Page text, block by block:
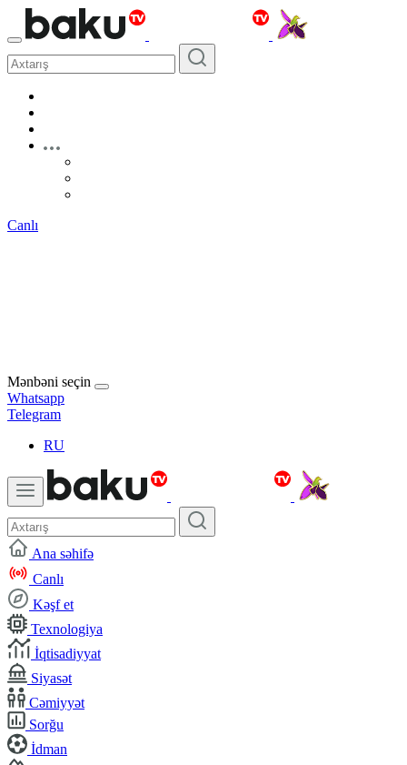
Canlı
Mənbəni seçin
Whatsapp
Telegram
RU
Ana səhifə
Canlı
Kəşf et
Texnologiya
İqtisadiyyat
Siyasət
Cəmiyyət
Sorğu
İdman